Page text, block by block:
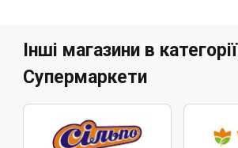
Інші магазини в категорії
Супермаркети